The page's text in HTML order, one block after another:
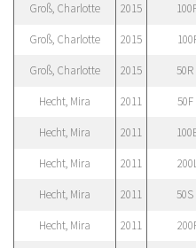
Groß, Charlotte 2015
Groß, Charlotte 2015
Groß, Charlotte 2015 50R
Hecht, Mira 2011 50F
Hecht, Mira 2011
Hecht, Mira 2011
Hecht, Mira 2011 50S
Hecht, Mira 2011